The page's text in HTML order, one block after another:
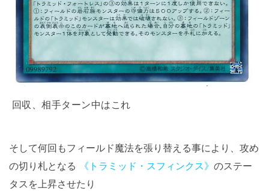
回収、相手ターン中はこれ
そして何回もフィールド魔法を張り替える事により、攻め
の切り札となる
《トラミッド・スフィンクス》 のステー
タスを上昇させたり